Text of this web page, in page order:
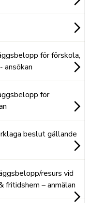
för förskola,
ansökan
för
beslut gällande
resurs vid
fritidshem – anmälan